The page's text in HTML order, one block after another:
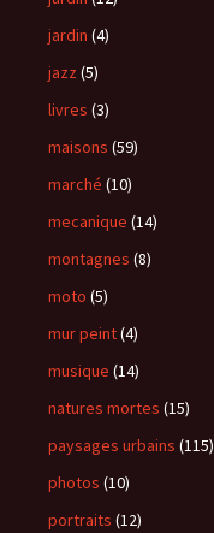
jardin (4)
jazz (5)
livres (3)
maisons (59)
marché (10)
mecanique (14)
montagnes (8)
moto (5)
mur peint(4)
musique (14)
natures mortes (15)
paysages urbains (115)
photos (10)
portraits (12)